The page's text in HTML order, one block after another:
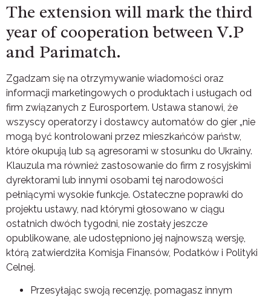
The extension will mark the third
year of cooperation between V.P
and Parimatch.
Zgadzam się na otrzymywanie wiadomości oraz
informacji marketingowych o produktach i usługach od
firm związanych z Eurosportem. Ustawa stanowi, że ​​
wszyscy operatorzy i dostawcy automatów do gier „nie
mogą być kontrolowani przez mieszkańców państw,
które okupują lub są agresorami w stosunku do Ukrainy.
Klauzula ma również zastosowanie do firm z rosyjskimi
dyrektorami lub innymi osobami tej narodowości
pełniącymi wysokie funkcje. Ostateczne poprawki do
projektu ustawy, nad którymi głosowano w ciągu
ostatnich dwóch tygodni, nie zostały jeszcze
opublikowane, ale udostępniono jej najnowszą wersję,
którą zatwierdziła Komisja Finansów, Podatków i Polityki
Celnej.
Przesyłając swoją recenzję, pomagasz innym